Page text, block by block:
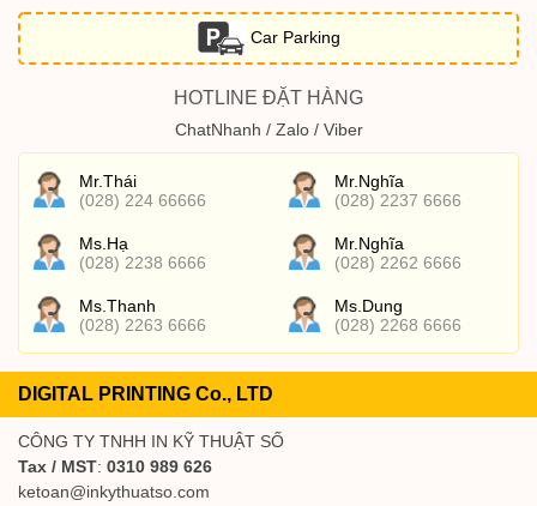
Car Parking
HOTLINE ĐẶT HÀNG
ChatNhanh / Zalo / Viber
Mr.Thái
(028) 224 66666
Mr.Nghĩa
(028) 2237 6666
Ms.Hạ
(028) 2238 6666
Mr.Nghĩa
(028) 2262 6666
Ms.Thanh
(028) 2263 6666
Ms.Dung
(028) 2268 6666
DIGITAL PRINTING Co., LTD
CÔNG TY TNHH IN KỸ THUẬT SỐ
Tax / MST: 0310 989 626
ketoan@inkythuatso.com